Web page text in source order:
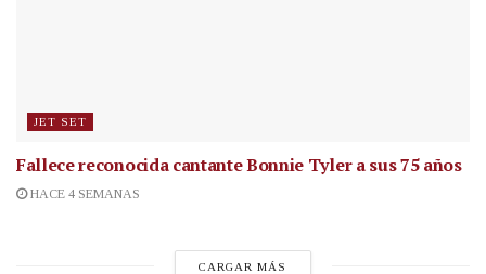
JET SET
Fallece reconocida cantanteBonnie Tyler a sus 75 años
HACE 4 SEMANAS
CARGAR MÁS